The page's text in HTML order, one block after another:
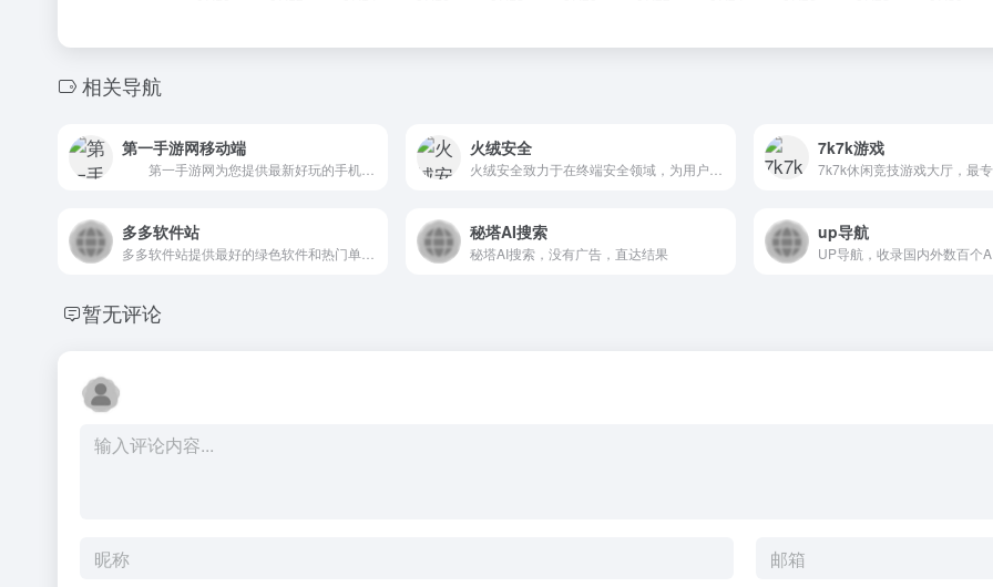
相关导航
第一手游网移动端 火绒安全 7k7k游戏
多多软件站 秘塔AI搜索
秘塔AI搜索，没有广告，直达结果
up导航
暂无评论